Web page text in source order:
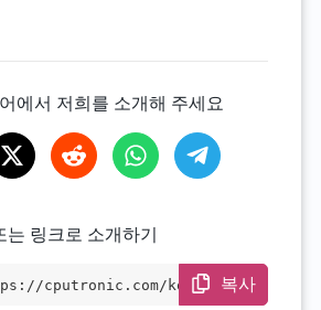
에서 저희를 소개해 주세요
는 링크로 소개하기
cputronic.com/ko/cpu/in
복사